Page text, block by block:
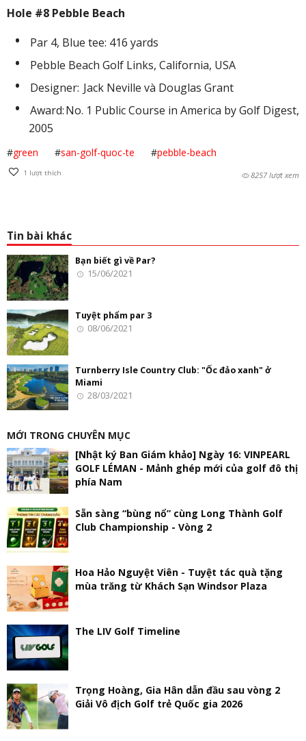
Hole #8 Pebble Beach
Par 4, Blue tee: 416 yards
Pebble Beach Golf Links, California, USA
Designer: Jack Neville và Douglas Grant
Award: No. 1 Public Course in America by Golf Digest,
2005
#green #san-golf-quoc-te #pebble-beach
1 lượt thích 8257 lượt xem
Tin bài khác
Bạn biết gì về Par?
15/06/2021
Tuyệt phẩm par 3
08/06/2021
Turnberry Isle Country Club: "Ốc đảo xanh" ở
Miami
28/03/2021
MỚI TRONG CHUYÊN MỤC
[Nhật ký Ban Giám khảo] Ngày 16: VINPEARL
GOLF LÉMAN - Mảnh ghép mới của golf đô thị
phía Nam
Sẵn sàng “bùng nổ” cùng Long Thành Golf
Club Championship - Vòng 2
Hoa Hảo Nguyệt Viên - Tuyệt tác quà tặng
mùa trăng từ Khách Sạn Windsor Plaza
The LIV Golf Timeline
Trọng Hoàng, Gia Hân dẫn đầu sau vòng 2
Giải Vô địch Golf trẻ Quốc gia 2026